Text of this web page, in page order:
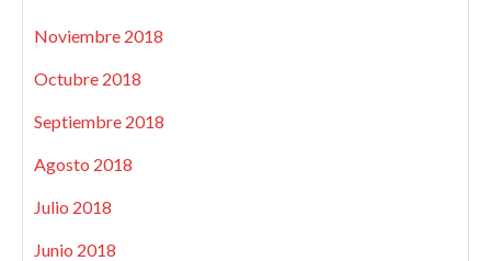
Noviembre 2018
Octubre 2018
Septiembre 2018
Agosto 2018
Julio 2018
Junio 2018